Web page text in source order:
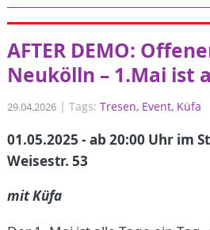
AFTER DEMO:
Neukölln – 1.Mai ist
29.04.2026 |Tags:Tresen Event Küfa
01.05.2025 - ab 20:00 Uhr im
Weisestr. 53
mit Küfa